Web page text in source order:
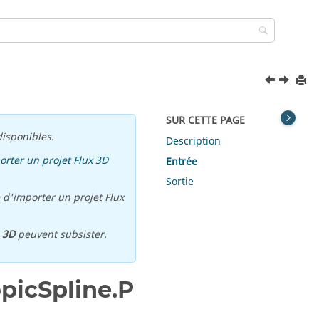
un projet Flux 3D
d'importer un projet Flux
3Dpeuvent subsister.
SUR CETTE PAGE
Description
Entrée
Sortie